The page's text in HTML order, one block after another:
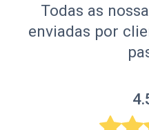
Todas as
enviadas por